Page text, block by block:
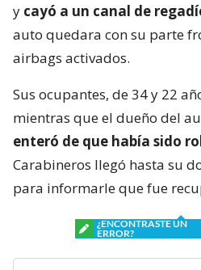
y cayó a un canal de
auto quedara con su parte
airbags activados.
Sus ocupantes, de 34 y 22
mientras que el dueño del
enteró de que había sido
Carabineros llegó hasta su
para informarle que fue
¿ENCONTRASTE UN
ERROR?